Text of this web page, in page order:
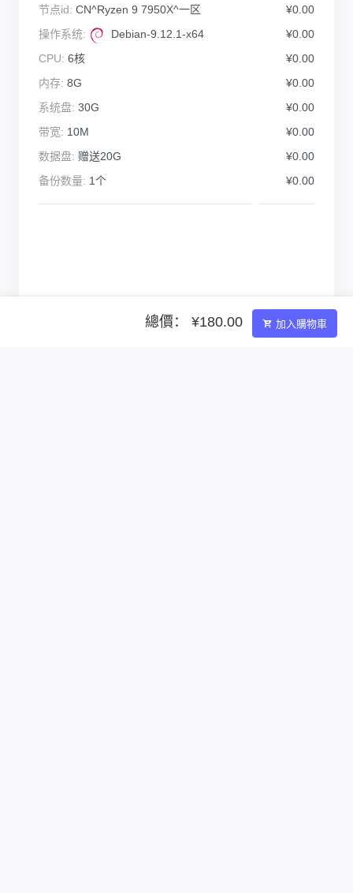
节点id: CN^Ryzen 9 7950X^一区
¥0.00
操作系统:
Debian-9.12.1-x64
¥0.00
CPU: 6核
¥0.00
内存: 8G
¥0.00
系统盘: 30G
¥0.00
带宽: 10M
¥0.00
数据盘: 赠送20G
¥0.00
备份数量: 1个 ¥0.00
總價： ¥180.00 加入購物車